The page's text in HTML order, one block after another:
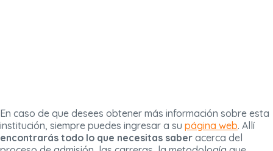
En caso de que desees obtener más información sobre esta
institución, siempre puedes ingresar a su página web. Allí
encontrarás todo lo que necesitas saber acerca del